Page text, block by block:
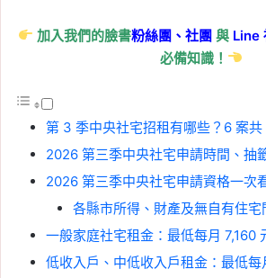
加入我們的臉書粉絲團、社團與 Line
必備知識！
第 3 季中央社宅招租有哪些？6 案共
2026 第三季中央社宅申請時間、抽
2026 第三季中央社宅申請資格一次
各縣市所得、財產及無自有住宅
一般家庭社宅租金：最低每月 7,160
低收入戶、中低收入戶租金：最低